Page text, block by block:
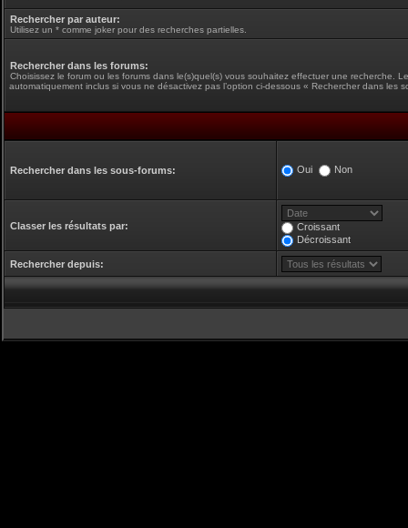
Rechercher par auteur:
Utilisez un * comme joker pour des recherches partielles.
Rechercher dans les forums:
Choisissez le forum ou les forums dans le(s)quel(s) vous souhaitez effectuer une recherche.
automatiquement inclus si vous ne désactivez pas l’option ci-dessous « Rechercher dans les
Rechercher dans les sous-forums: Oui Non
Classer les résultats par:
Croissant
Décroissant
Rechercher depuis: